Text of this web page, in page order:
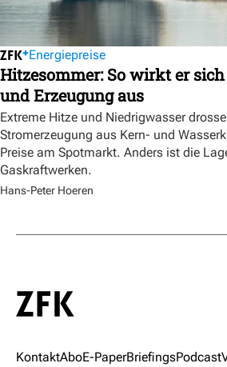
Energiepreise
Hitzesommer: So wirkt er
und Erzeugung aus
Extreme Hitze und Niedrigwasser
Stromerzeugung aus Kern- und
Preise am Spotmarkt. Anders ist die
Gaskraftwerken.
Hans-Peter Hoeren
KontaktAboE-PaperBriefingsPodcast